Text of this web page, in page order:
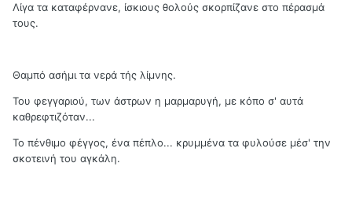
Λίγα τα καταφέρνανε, ίσκιους θολούς σκορπίζανε στο πέρασμά
τους.
Θαμπό ασήμι τα νερά τής λίμνης.
Του φεγγαριού, των άστρων η μαρμαρυγή, με κόπο σ' αυτά
καθρεφτιζόταν...
Το πένθιμο φέγγος, ένα πέπλο... κρυμμένα τα φυλούσε μέσ' την
σκοτεινή του αγκάλη.